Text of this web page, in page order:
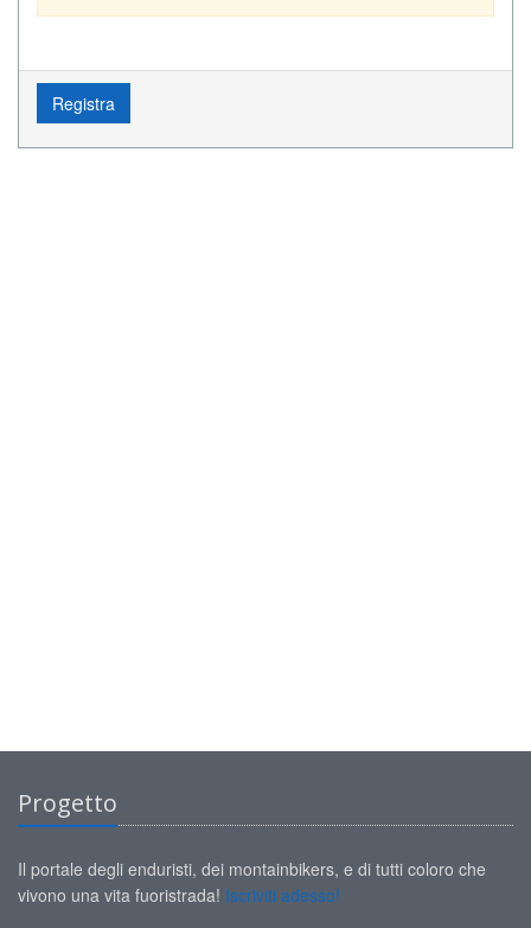
Registra
Progetto
Il portale degli enduristi, dei montainbikers, e di tutti coloro che
vivono una vita fuoristrada! Iscriviti adesso!